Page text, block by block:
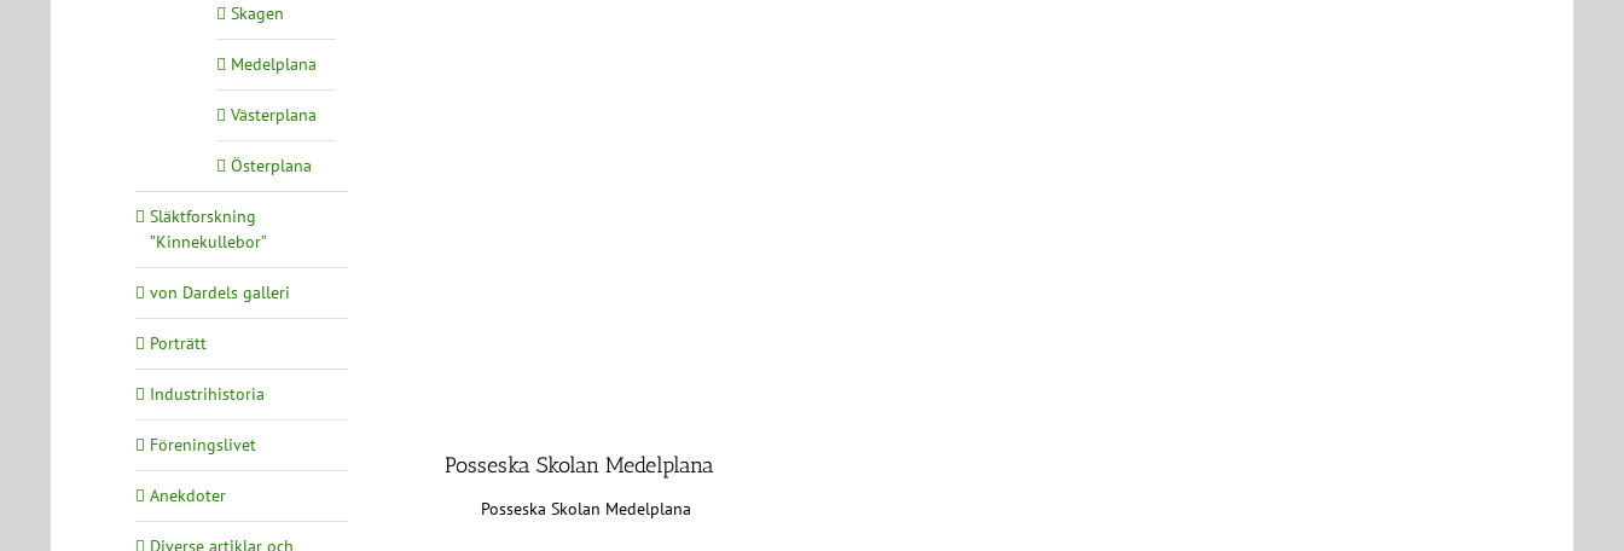
Posseska Skolan Medelplana
Posseska Skolan Medelplana
Skagen
Medelplana
Västerplana
Österplana
Släktforskning
”Kinnekullebor”
von Dardels galleri
Porträtt
Industrihistoria
Föreningslivet
Anekdoter
Diverse artiklar och